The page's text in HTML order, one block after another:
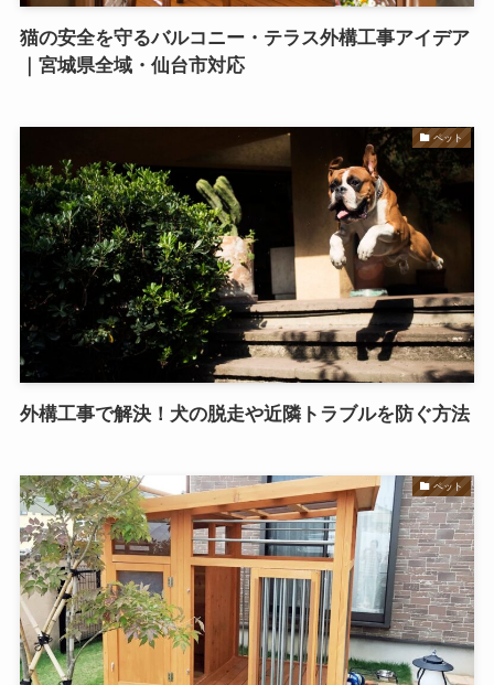
猫の安全を守るバルコニー・テラス外構工事アイデア
｜宮城県全域・仙台市対応
ペット
外構工事で解決！犬の脱走や近隣トラブルを防ぐ方法
ペット